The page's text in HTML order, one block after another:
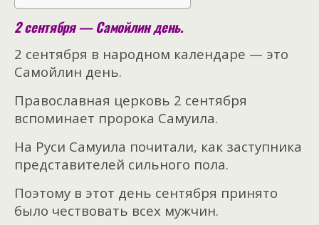
2 сентября — Самойлин день.
2 сентября в народном календаре — это
Самойлин день.
Православная церковь 2 сентября
вспоминает пророка Самуила.
На Руси Самуила почитали, как заступника
представителей сильного пола.
Поэтому в этот день сентября принято
было чествовать всех мужчин.